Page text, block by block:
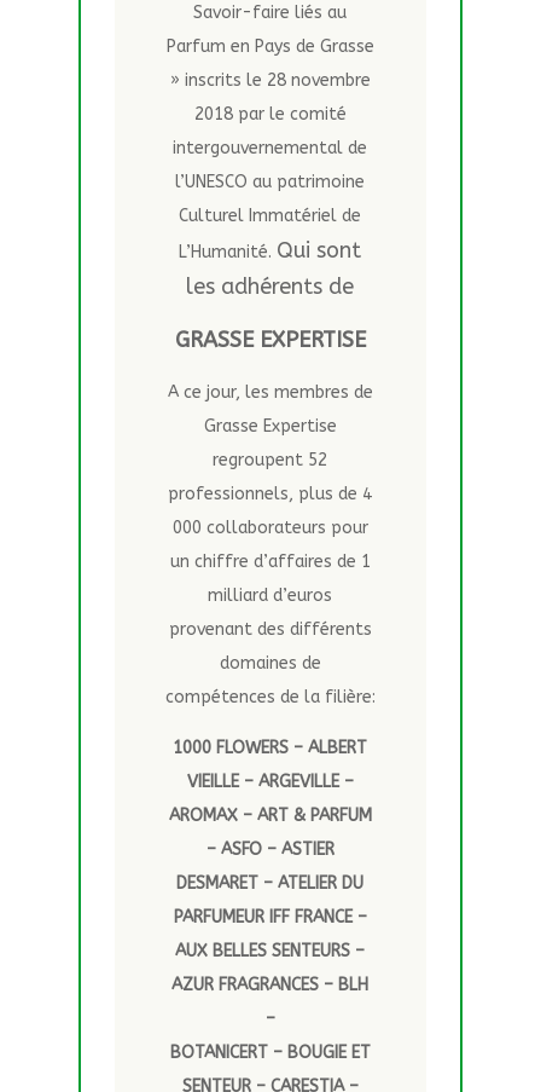
Savoir-faire liés au
Parfum en Pays de Grasse
» inscrits le 28 novembre
2018 par le comité
intergouvernemental de
l’UNESCO au patrimoine
Culturel Immatériel de
L’Humanité. Qui sont
les adhérents de
GRASSE EXPERTISE
A ce jour, les membres de
Grasse Expertise
regroupent 52
professionnels, plus de 4
000 collaborateurs pour
un chiffre d’affaires de 1
milliard d’euros
provenant des différents
domaines de
compétences de la filière:
1000 FLOWERS – ALBERT
VIEILLE – ARGEVILLE –
AROMAX – ART & PARFUM
– ASFO – ASTIER
DESMARET – ATELIER DU
PARFUMEUR IFF FRANCE –
AUX BELLES SENTEURS –
AZUR FRAGRANCES – BLH
–
BOTANICERT – BOUGIE ET
SENTEUR – CARESTIA –